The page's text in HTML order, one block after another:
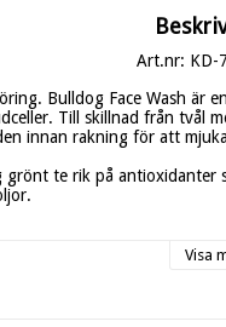
Art.nr: KD-
Bulldog Face Wash är
Till skillnad från tvål
innan rakning för att
te rik på antioxidanter
Visa